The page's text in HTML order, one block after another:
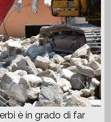
è in grado di far